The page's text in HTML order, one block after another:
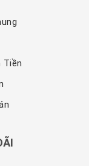
Tiền